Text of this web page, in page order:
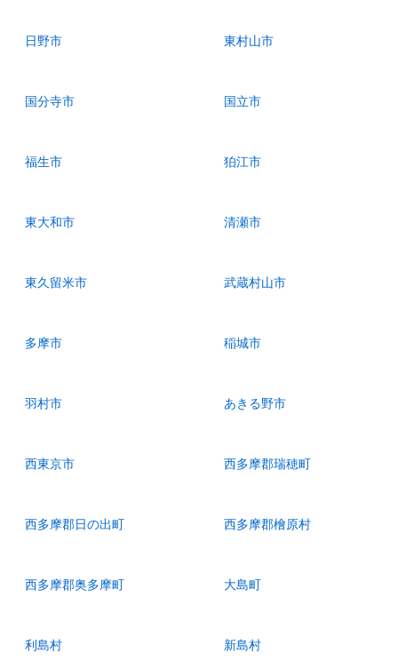
日野市 東村山市
国分寺市 国立市
福生市 狛江市
東大和市 清瀬市
東久留米市 武蔵村山市
多摩市 稲城市
羽村市 あきる野市
西東京市 西多摩郡瑞穂町
西多摩郡日の出町 西多摩郡檜原村
西多摩郡奥多摩町 大島町
利島村 新島村